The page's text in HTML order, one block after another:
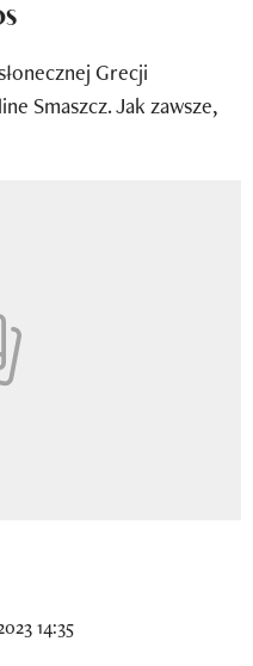
Grecji
Smaszcz. Jak zawsze,
14:35